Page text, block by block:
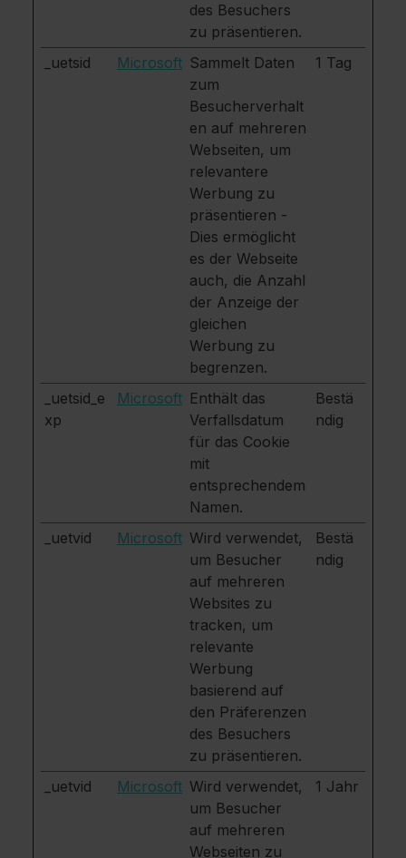
des Besuchers
zu präsentieren.
_uetsid Microsoft Sammelt Daten
zum
Besucherverhalt
en auf mehreren
Webseiten, um
relevantere
Werbung zu
präsentieren -
Dies ermöglicht
es der Webseite
auch, die Anzahl
der Anzeige der
gleichen
Werbung zu
begrenzen.
1 Tag
_uetsid_e
xp
Microsoft Enthält das
Verfallsdatum
für das Cookie
mit
entsprechendem
Namen.
Bestä
ndig
_uetvid Microsoft Wird verwendet,
um Besucher
auf mehreren
Websites zu
tracken, um
relevante
Werbung
basierend auf
den Präferenzen
des Besuchers
zu präsentieren.
Bestä
ndig
_uetvid Microsoft Wird verwendet,
um Besucher
auf mehreren
Webseiten zu
1 Jahr